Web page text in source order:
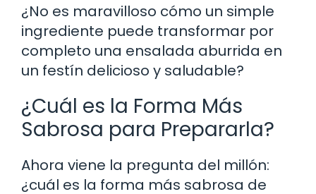
¿No es maravilloso cómo un simple
ingrediente puede transformar por
completo una ensalada aburrida en
un festín delicioso y saludable?
¿Cuál es la Forma Más
Sabrosa para Prepararla?
Ahora viene la pregunta del millón:
¿cuál es la forma más sabrosa de